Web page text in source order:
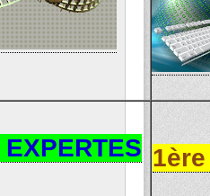
EXPERTES